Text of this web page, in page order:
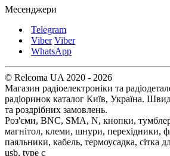
Месенджери
Telegram
Viber Viber
WhatsApp
© Relcoma UA 2020 - 2026
Магазин радіоелектроніки та
радіоринок каталог Київ, Україна.
та роздрібних замовлень.
Роз'єми, BNC, SMA, N, кнопки,
магнітол, клеми, шнури, перехідники,
паяльники, кабель, термоусадка, сітка
usb, type c